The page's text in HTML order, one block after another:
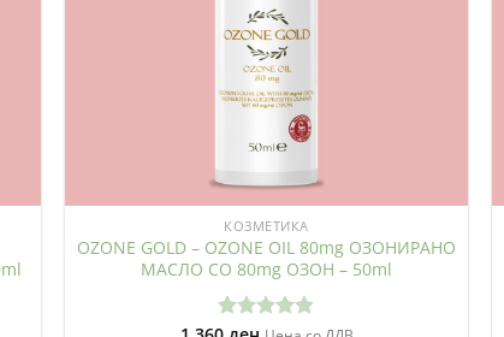
КОЗМЕТИКА
OZONE GOLD – OZONE OIL 80mg ОЗОНИРАНО
МАСЛО СО 80mg ОЗОН – 50ml
Оценето